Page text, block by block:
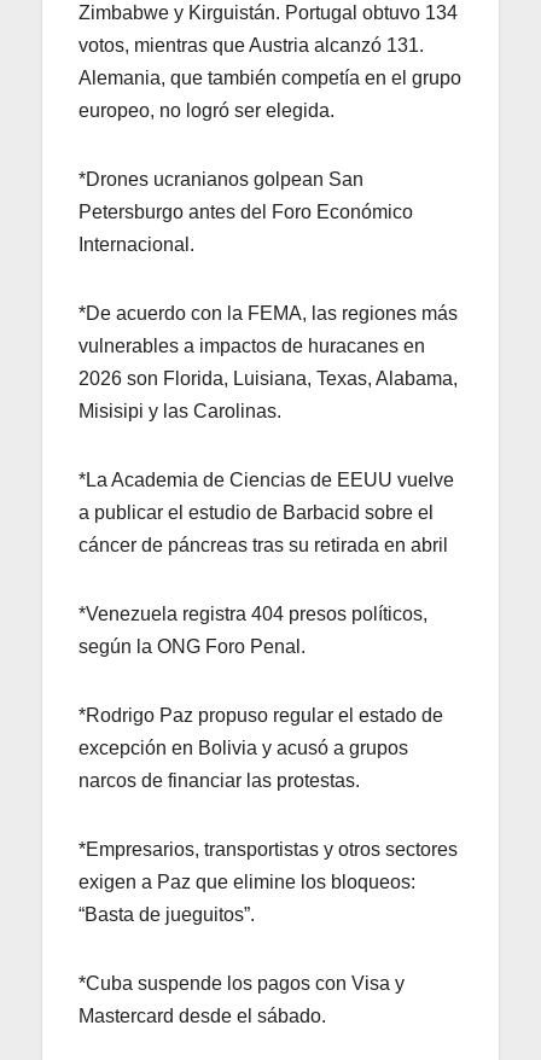
Zimbabwe y Kirguistán. Portugal obtuvo 134
votos, mientras que Austria alcanzó 131.
Alemania, que también competía en el grupo
europeo, no logró ser elegida.
*Drones ucranianos golpean San
Petersburgo antes del Foro Económico
Internacional.
*De acuerdo con la FEMA, las regiones más
vulnerables a impactos de huracanes en
2026 son Florida, Luisiana, Texas, Alabama,
Misisipi y las Carolinas.
*La Academia de Ciencias de EEUU vuelve
a publicar el estudio de Barbacid sobre el
cáncer de páncreas tras su retirada en abril
*Venezuela registra 404 presos políticos,
según la ONG Foro Penal.
*Rodrigo Paz propuso regular el estado de
excepción en Bolivia y acusó a grupos
narcos de financiar las protestas.
*Empresarios, transportistas y otros sectores
exigen a Paz que elimine los bloqueos:
“Basta de jueguitos”.
*Cuba suspende los pagos con Visa y
Mastercard desde el sábado.